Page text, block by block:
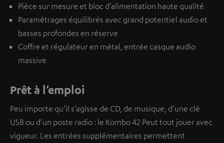
Pièce sur mesure et bloc d’alimentation haute qualité
Paramétrages équilibrés avec grand potentiel audio et
basses profondes en réserve
Coffre et régulateur en métal, entrée casque audio
massive
Prêt à l’emploi
Peu importe qu’il s’agisse de CD, de musique, d’une clé
USB ou d’un poste radio : le Kombo 42 Peut tout jouer avec
vigueur. Les entrées supplémentaires permettent